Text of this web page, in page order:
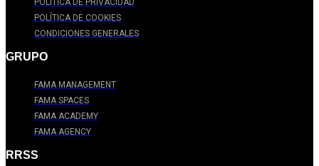
POLÍTICA DE COOKIES
CONDICIONES GENERALES
GRUPO
FAMA MANAGEMENT
FAMA SPACES
FAMA ACADEMY
FAMA AGENCY
RRSS